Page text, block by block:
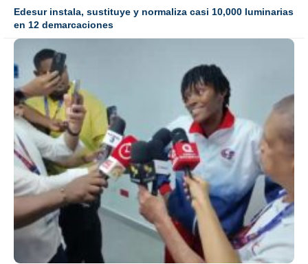
Edesur instala, sustituye y normaliza casi 10,000 luminarias
en 12 demarcaciones